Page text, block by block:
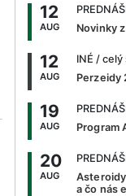
12
AUG
Novinky
12
AUG
INÉ / celý
Perzeidy
19
AUG
Program
20
AUG
a čo nás